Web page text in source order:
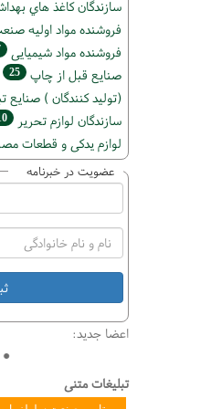
سازندگان كاغذ هاي
فروشنده مواد اوليه
فروشنده مواد شیمیایی
صنايع قبل از چاپ 25
(تولید كنندگان ) صنايع
سازندگان لوازم تحریر
لوازم یدکی و قطعات
عضویت در خبرنامه
اعضا جدید:
●
تبلیغات متنی